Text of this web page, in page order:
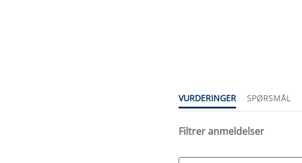
VURDERINGER
SPØRSMÅL
Filtrer anmeldelser